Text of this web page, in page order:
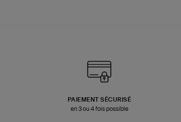
PAIEMENT SÉCURISÉ
en 3 ou 4 fois possible